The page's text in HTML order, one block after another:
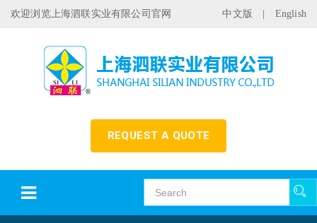
欢迎浏览上海泗联实业有限公司官网 中文版 English
REQUEST A QUOTE